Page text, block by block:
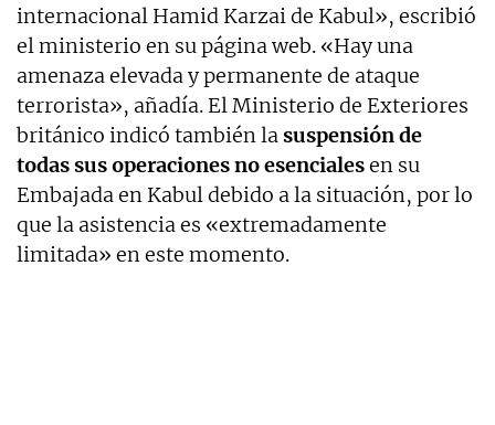
internacional Hamid Karzai de Kabul», escribió
el ministerio en su página web. «Hay una
amenaza elevada y permanente de ataque
terrorista», añadía. El Ministerio de Exteriores
británico indicó también lasuspensión de
todas sus operaciones no esencialesen su
Embajada en Kabul debido a la situación, por lo
que la asistencia es «extremadamente
limitada» en este momento.